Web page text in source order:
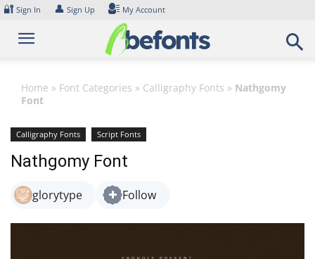
Skip
content
🔐 Sign In 👤 Sign Up My Account
Home » Font Categories » Calligraphy Fonts » Nathgomy
Font
Calligraphy Fonts Script Fonts
Nathgomy Font
glorytype Follow